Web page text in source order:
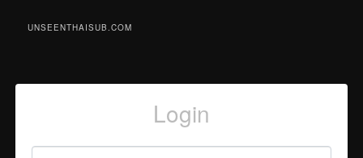
UNSEENTHAISUB.COM
Login